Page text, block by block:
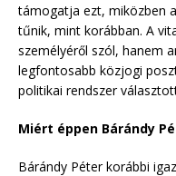
támogatja ezt, miközben
tűnik, mint korábban. A
személyéről szól, hanem
legfontosabb közjogi
politikai rendszer
Miért éppen Bárándy
Bárándy Péter korábbi